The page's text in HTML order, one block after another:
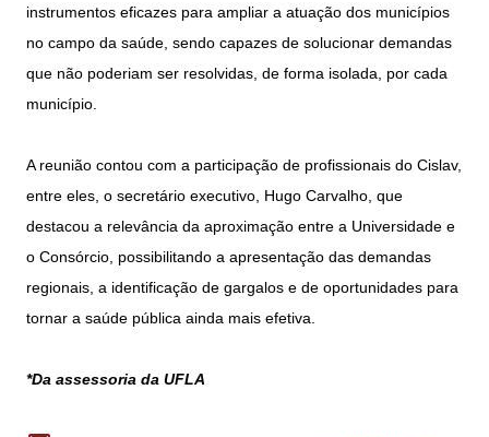
instrumentos eficazes para ampliar a atuação dos municípios
no campo da saúde, sendo capazes de solucionar demandas
que não poderiam ser resolvidas, de forma isolada, por cada
município.
A reunião contou com a participação de profissionais do Cislav,
entre eles, o secretário executivo, Hugo Carvalho, que
destacou a relevância da aproximação entre a Universidade e
o Consórcio, possibilitando a apresentação das demandas
regionais, a identificação de gargalos e de oportunidades para
tornar a saúde pública ainda mais efetiva.
*Da assessoria da UFLA